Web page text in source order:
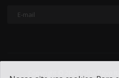
Copyright © 2025 Folha Povo